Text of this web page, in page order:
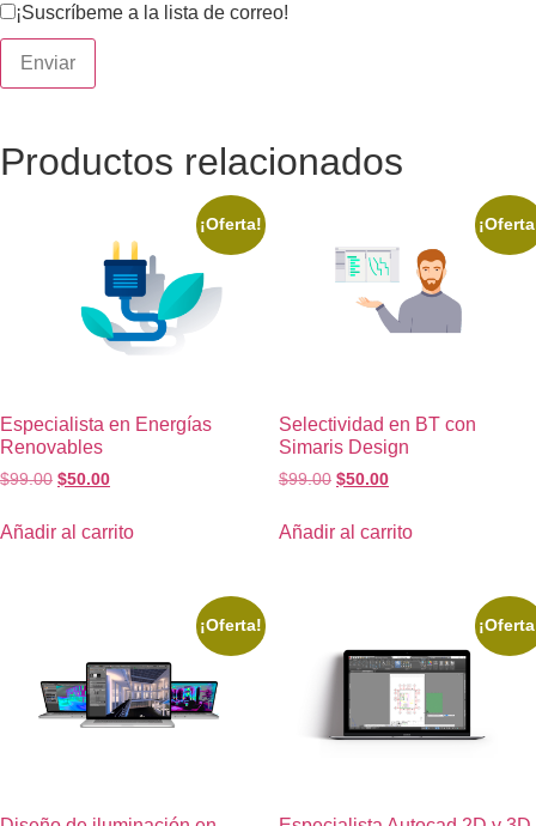
¡Suscríbeme a la lista de correo!
Productos relacionados
¡Oferta!
Especialista en Energías
Renovables
$99.00 $50.00
Añadir al carrito
Selectividad en BT con
Simaris Design
$99.00 $50.00
Añadir al carrito
¡Oferta!